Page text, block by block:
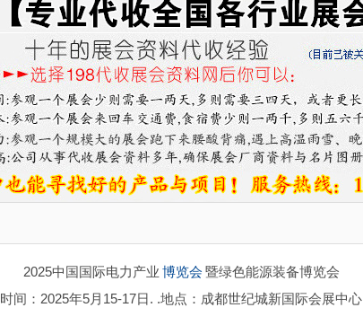
2025中国国际电力产业 博览会 暨绿色能源装备博览会
时间：2025年5月15-17日. .地点：成都世纪城新国际会展中心